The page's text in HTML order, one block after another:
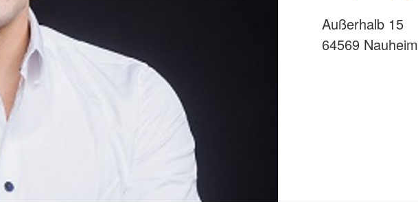
Außerhalb 15
64569 Nauheim